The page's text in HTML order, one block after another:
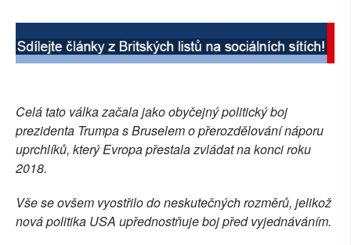
RUBRIKY
PLNÁ VERZE STRÁNEK
Celá tato válka začala jako obyčejný politický boj
prezidenta Trumpa s Bruselem o přerozdělování náporu
uprchlíků, který Evropa přestala zvládat na konci roku
2018.
Vše se ovšem vyostřilo do neskutečných rozměrů, jelikož
nová politika USA upřednostňuje boj před vyjednáváním.